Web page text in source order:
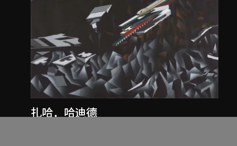
扎哈．哈迪德